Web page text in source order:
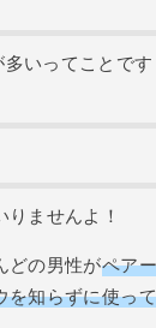
いってことです
りませんよ！
どの男性がペア
を知らずに使っ